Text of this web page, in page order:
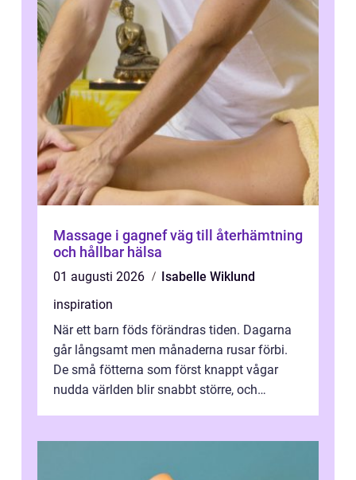
Massage i gagnef väg till återhämtning
och hållbar hälsa
01 augusti 2026
Isabelle Wiklund
inspiration
När ett barn föds förändras tiden. Dagarna
går långsamt men månaderna rusar förbi.
De små fötterna som först knappt vågar
nudda världen blir snabbt större, och